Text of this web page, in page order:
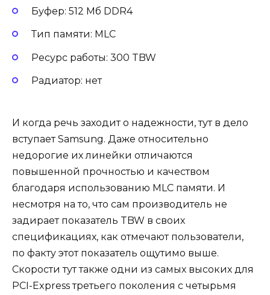
Буфер: 512 Мб DDR4
Тип памяти: MLC
Ресурс работы: 300 TBW
Радиатор: нет
И когда речь заходит о надежности, тут в дело
вступает Samsung. Даже относительно
недорогие их линейки отличаются
повышенной прочностью и качеством
благодаря использованию MLC памяти. И
несмотря на то, что сам производитель не
задирает показатель TBW в своих
спецификациях, как отмечают пользователи,
по факту этот показатель ощутимо выше.
Скорости тут также одни из самых высоких для
PCI-Express третьего поколения с четырьмя